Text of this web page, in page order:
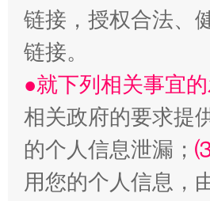
“刷贴”乱象丛生
链接，授权合法、
链接。
●就下列相关事宜
相关政府的要求提
的个人信息泄漏；
用您的个人信息，